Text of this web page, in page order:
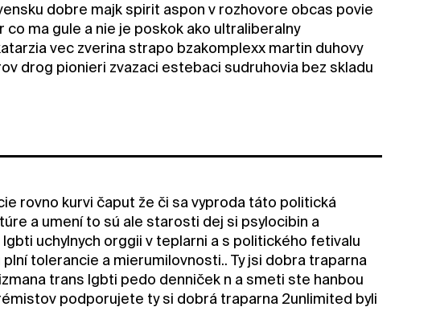
dobre majk spirit aspon v rozhovore obcas povie
ma gule a nie je poskok ako ultraliberalny
vec zverina strapo bzakomplexx martin duhovy
drog pionieri zvazaci estebaci sudruhovia bez skladu
rovno kurvi čaput že či sa vyproda táto politická
a umení to sú ale starosti dej si psylocibin a
uchylnych orggii v teplarni a s politického fetivalu
tolerancie a mierumilovnosti.. Ty jsi dobra traparna
trans lgbti pedo denniček n a smeti ste hanbou
podporujete ty si dobrá traparna 2unlimited byli